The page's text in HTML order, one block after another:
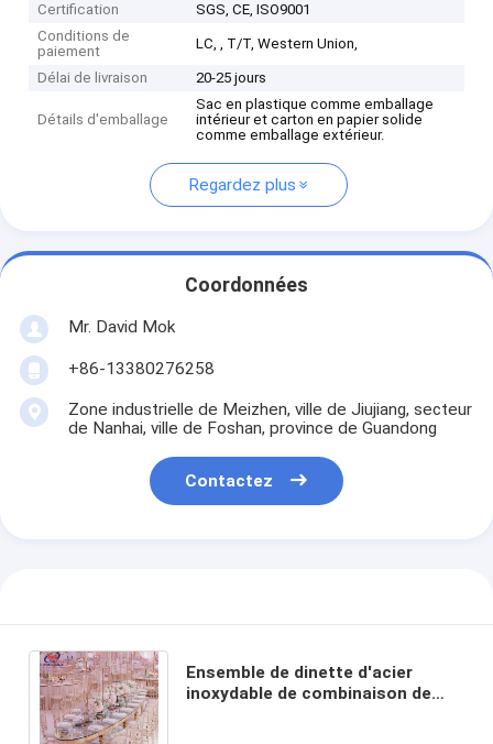
Certification
SGS, CE, ISO9001
Conditions de
paiement
LC, , T/T, Western Union,
Délai de livraison 20-25 jours
Détails d'emballage
Sac en plastique comme emballage
intérieur et carton en papier solide
comme emballage extérieur.
Regardez plus
Coordonnées
Mr. David Mok
+86-13380276258
Zone industrielle de Meizhen, ville de Jiujiang, secteur
de Nanhai, ville de Foshan, province de Guandong
Contactez
Ensemble de dinette d'acier
inoxydable de combinaison de